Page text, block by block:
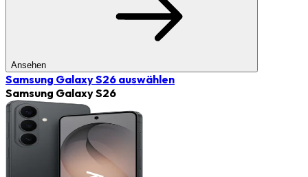
Ansehen
Samsung Galaxy S26 auswählen
Samsung Galaxy S26